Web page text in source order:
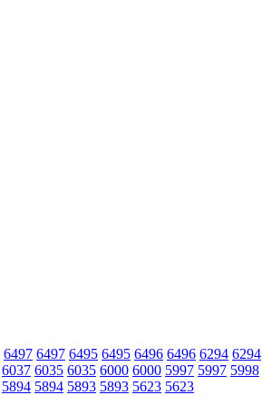
6497 6497 6495 6495 6496 6496 6294 6294
6037 6035 6035 6000 6000 5997 5997 5998
5894 5894 5893 5893 5623 5623